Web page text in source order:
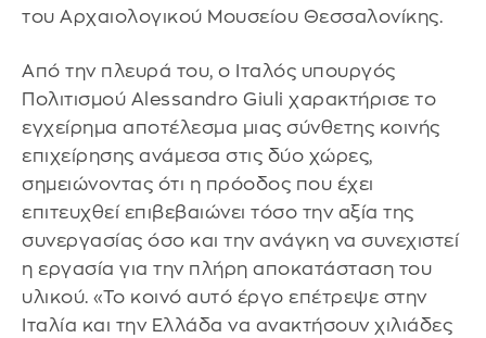
του Αρχαιολογικού Μουσείου Θεσσαλονίκης.
Από την πλευρά του, ο Ιταλός υπουργός
Πολιτισμού Alessandro Giuli χαρακτήρισε το
εγχείρημα αποτέλεσμα μιας σύνθετης κοινής
επιχείρησης ανάμεσα στις δύο χώρες,
σημειώνοντας ότι η πρόοδος που έχει
επιτευχθεί επιβεβαιώνει τόσο την αξία της
συνεργασίας όσο και την ανάγκη να συνεχιστεί
η εργασία για την πλήρη αποκατάσταση του
υλικού. «Το κοινό αυτό έργο επέτρεψε στην
Ιταλία και την Ελλάδα να ανακτήσουν χιλιάδες